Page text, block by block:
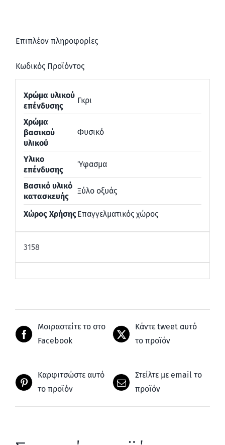
Επιπλέον πληροφορίες
Κωδικός Προϊόντος
Χρώμα υλικού
επένδυσης
Γκρι
Χρώμα
βασικού
υλικού
Φυσικό
Υλικο
επένδυσης
Ύφασμα
Βασικό υλικό
κατασκευής
Ξύλο οξυάς
Χώρος ΧρήσηςΕπαγγελματικός χώρος
3158
Μοιραστείτε το στο
Facebook
Κάντε tweet αυτό
το προϊόν
Καρφιτσώστε αυτό
το προϊόν
Στείλτε με email το
προϊόν